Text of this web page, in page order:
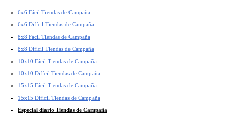
6x6 Fácil Tiendas de Campaña
6x6 Difícil Tiendas de Campaña
8x8 Fácil Tiendas de Campaña
8x8 Difícil Tiendas de Campaña
10x10 Fácil Tiendas de Campaña
10x10 Difícil Tiendas de Campaña
15x15 Fácil Tiendas de Campaña
15x15 Difícil Tiendas de Campaña
Especial diario Tiendas de Campaña